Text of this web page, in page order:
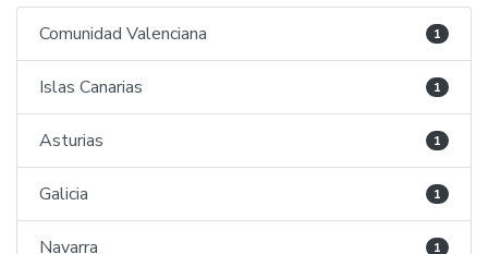
Comunidad Valenciana 1
Islas Canarias 1
Asturias 1
Galicia 1
Navarra 1